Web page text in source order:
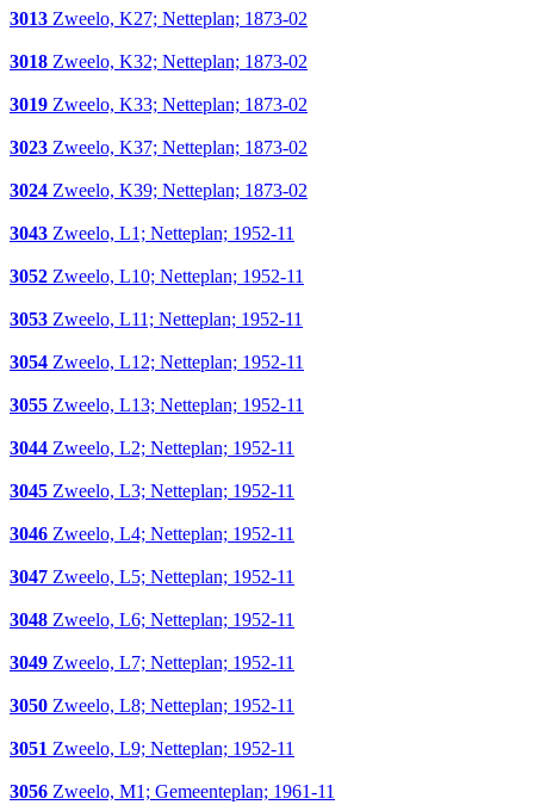
3013 Zweelo, K27; Netteplan; 1873-02
3018 Zweelo, K32; Netteplan; 1873-02
3019 Zweelo, K33; Netteplan; 1873-02
3023 Zweelo, K37; Netteplan; 1873-02
3024 Zweelo, K39; Netteplan; 1873-02
3043 Zweelo, L1; Netteplan; 1952-11
3052 Zweelo, L10; Netteplan; 1952-11
3053 Zweelo, L11; Netteplan; 1952-11
3054 Zweelo, L12; Netteplan; 1952-11
3055 Zweelo, L13; Netteplan; 1952-11
3044 Zweelo, L2; Netteplan; 1952-11
3045 Zweelo, L3; Netteplan; 1952-11
3046 Zweelo, L4; Netteplan; 1952-11
3047 Zweelo, L5; Netteplan; 1952-11
3048 Zweelo, L6; Netteplan; 1952-11
3049 Zweelo, L7; Netteplan; 1952-11
3050 Zweelo, L8; Netteplan; 1952-11
3051 Zweelo, L9; Netteplan; 1952-11
3056 Zweelo, M1; Gemeenteplan; 1961-11